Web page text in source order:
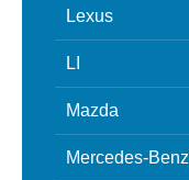
Lexus
LI
Mazda
Mercedes-Benz